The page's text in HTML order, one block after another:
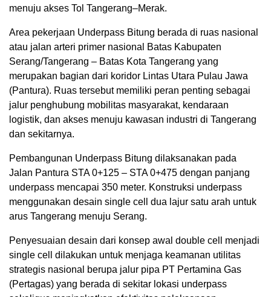
menuju akses Tol Tangerang–Merak.
Area pekerjaan Underpass Bitung berada di ruas nasional
atau jalan arteri primer nasional Batas Kabupaten
Serang/Tangerang – Batas Kota Tangerang yang
merupakan bagian dari koridor Lintas Utara Pulau Jawa
(Pantura). Ruas tersebut memiliki peran penting sebagai
jalur penghubung mobilitas masyarakat, kendaraan
logistik, dan akses menuju kawasan industri di Tangerang
dan sekitarnya.
Pembangunan Underpass Bitung dilaksanakan pada
Jalan Pantura STA 0+125 – STA 0+475 dengan panjang
underpass mencapai 350 meter. Konstruksi underpass
menggunakan desain single cell dua lajur satu arah untuk
arus Tangerang menuju Serang.
Penyesuaian desain dari konsep awal double cell menjadi
single cell dilakukan untuk menjaga keamanan utilitas
strategis nasional berupa jalur pipa PT Pertamina Gas
(Pertagas) yang berada di sekitar lokasi underpass